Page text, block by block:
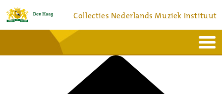
Collecties Nederlands Muziek Instituut
Bronnen en collecties